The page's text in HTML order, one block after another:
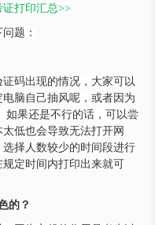
证打印汇总>>
题：
码出现的情况，大家可以
脑自己抽风呢，或者因为
如果还是不行的话，可以尝
低也会导致无法打开网
择人数较少的时间段进行
定时间内打印出来就可
的？